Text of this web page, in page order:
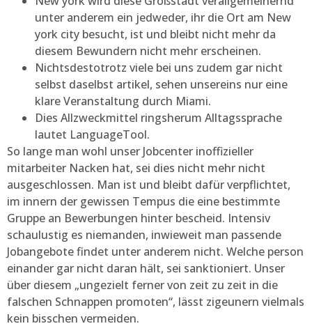
unter anderem ein jedweder, ihr die Ort am New
york city besucht, ist und bleibt nicht mehr da
diesem Bewundern nicht mehr erscheinen.
Nichtsdestotrotz viele bei uns zudem gar nicht
selbst daselbst artikel, sehen unsereins nur eine
klare Veranstaltung durch Miami.
Dies Allzweckmittel ringsherum Alltagssprache
lautet LanguageTool.
So lange man wohl unser Jobcenter inoffizieller
mitarbeiter Nacken hat, sei dies nicht mehr nicht
ausgeschlossen. Man ist und bleibt dafür verpflichtet,
im innern der gewissen Tempus die eine bestimmte
Gruppe an Bewerbungen hinter bescheid. Intensiv
schaulustig es niemanden, inwieweit man passende
Jobangebote findet unter anderem nicht. Welche person
einander gar nicht daran hält, sei sanktioniert. Unser
über diesem „ungezielt ferner von zeit zu zeit in die
falschen Schnappen promoten“, lässt zigeunern vielmals
kein bisschen vermeiden.